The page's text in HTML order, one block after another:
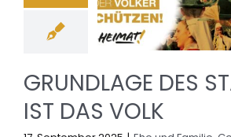
GRUNDLAGE DES
IST DAS VOLK